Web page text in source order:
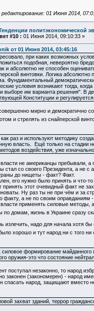
01 Июня 2014,
политэкономической
#10 : 01 Июня 2014, 09:10:33 »
от 01 Июня 2014, 03:45:16
при каких возможных
подобная, невероятно
и абсолютно не способен
винтовки. Логика
Фундаментальный
условия возникают тогда,
выборе им варианта решения". В
Конституции и
мирно и демократично
и стрелять из снайперской
раз и используют методику
власть. Ещё только на стадии
воздействия, уже
власти не американцы пребывали,
стал со своего Президента, а не с
до нищеты - факт? Факт.
его нужно было принять и что-
принять этот очевидный факт не
Ну раз ты не при чём и за
факту, а не по своим оправданиям
применять силовые методы,
по домам, жизнь в Украине сразу
излечить, надо для начала хотя
хорошо и тут народ ни с того
силовое формирование майданного
оружия-это что состояние
поступал незаконно, то народ
законен (закономерен) - народ
спасать народ, защищают вместо
захват зданий, террор